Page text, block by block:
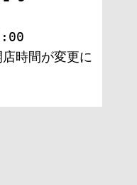
時間が変更に